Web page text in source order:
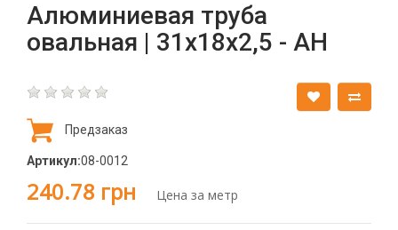
Алюминиевая труба
овальная | 31х18х2,5 - АН
Предзаказ
Артикул:08-0012
240.78 грн Цена за метр